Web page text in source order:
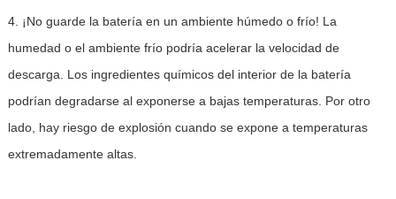
4. ¡No guarde la batería en un ambiente húmedo o frío! La
humedad o el ambiente frío podría acelerar la velocidad de
descarga. Los ingredientes químicos del interior de la batería
podrían degradarse al exponerse a bajas temperaturas. Por otro
lado, hay riesgo de explosión cuando se expone a temperaturas
extremadamente altas.